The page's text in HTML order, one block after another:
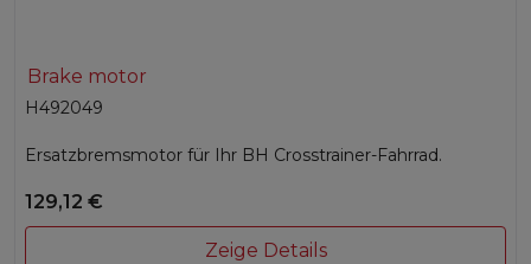
Brake motor
H492049
Ersatzbremsmotor für Ihr BH Crosstrainer-Fahrrad.
129,12 €
Zeige Details